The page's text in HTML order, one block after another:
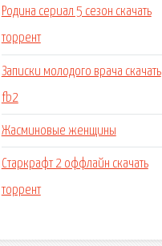
Родина сериал 5 сезон скачать
торрент
Записки молодого врача скачать
fb2
Жасминовые женщины
Старкрафт 2 оффлайн скачать
торрент